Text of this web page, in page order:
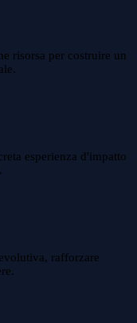
risorsa per costruire un
esperienza d'impatto
rafforzare